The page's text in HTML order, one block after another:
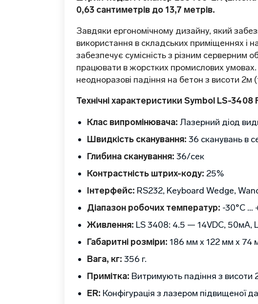
0,63 сантиметрів до 13,7 метрів.
Завдяки ергономічному дизайну, який
використання в складських приміщеннях і
забезпечує сумісність з різним серверним
працювати в жорстких промислових
неодноразові падіння на бетон з висоти 2м
Технічні характеристики Symbol LS-3408
Клас випромінювача: Лазерний діод
Швидкість сканування: 36 сканувань в
Глибина сканування: 36/сек
Контрастність штрих-коду: 25%
Інтерфейс: RS232, Keyboard Wedge,
Діапазон робочих температур: -30°C …
Живлення: LS 3408: 4.5 — 14VDC, 50мА,
Габаритні розміри: 186 мм х 122 мм х 74
Вага, кг: 356 г.
Примітка: Витримують падіння з висоти
ER: Конфігурація з лазером підвищеної